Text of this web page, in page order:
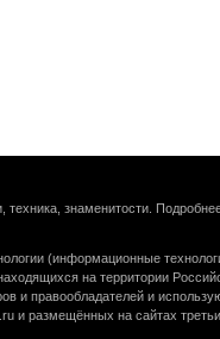
знаменитости.
(информационные
на территории
и правообладателей и
и размещённых на сайтах